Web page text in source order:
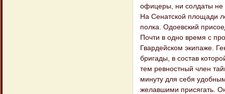
офицеры, ни солдаты не
На Сенатской площади
полка. Одоевский
Почти в одно время с
Гвардейском экипаже.
бригады, в состав
тем ревностный член
минуту для себя
желавшими присягать.